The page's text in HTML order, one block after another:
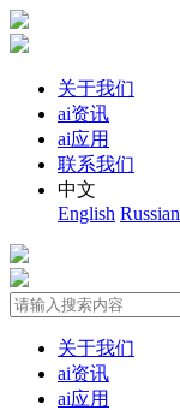
关于我们
ai资讯
ai应用
联系我们
中文
English Russian
关于我们
ai资讯
ai应用